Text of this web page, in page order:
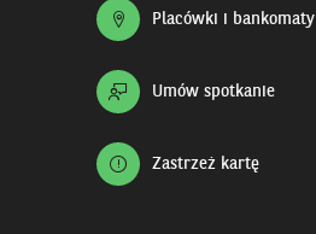
Placówki i bankomaty
Umów spotkanie
Zastrzeż kartę